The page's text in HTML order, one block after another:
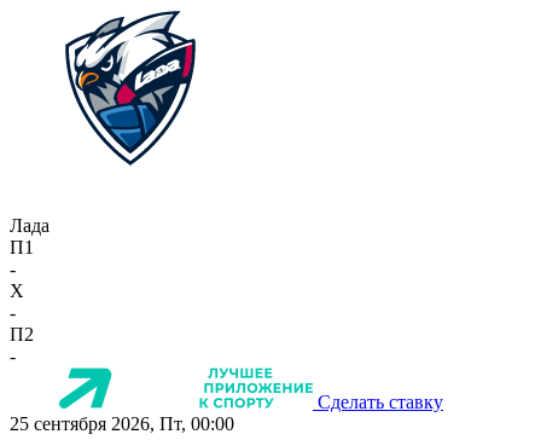
Лада
П1
-
X
-
П2
-
Сделать ставку
25 сентября 2026, Пт, 00:00